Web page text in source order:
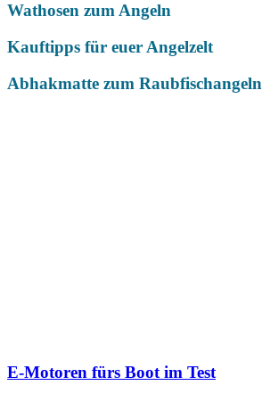
Wathosen zum Angeln
Kauftipps für euer Angelzelt
Abhakmatte zum Raubfischangeln
E‑Motoren fürs Boot im Test